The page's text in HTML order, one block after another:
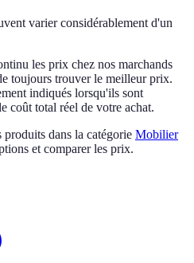
varier considérablement d'un
les prix chez nos marchands
toujours trouver le meilleur prix.
indiqués lorsqu'ils sont
coût total réel de votre achat.
produits dans la catégorie Mobilier
et comparer les prix.